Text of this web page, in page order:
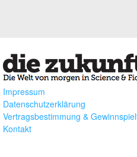
Impressum
Datenschutzerklärung
Vertragsbestimmung &
Kontakt